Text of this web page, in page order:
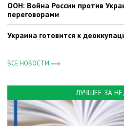
ООН: Война России против
переговорами
Украина готовится к
ВСЕ НОВОСТИ
ЛУЧШЕЕ ЗА